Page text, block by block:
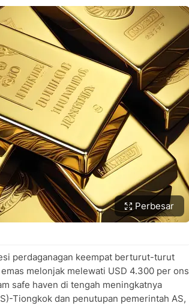
Perbesar
perdaganagan keempat berturut-turut
melonjak melewati USD 4.300 per ons
safe haven di tengah meningkatnya
Tiongkok dan penutupan pemerintah AS,